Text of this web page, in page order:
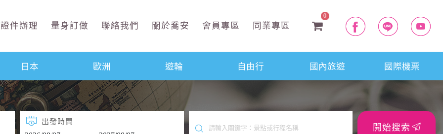
件辦理 量身訂做 聯絡我們 關於喬安 會員專區 同業專區
0
日本 歐洲 遊輪 自由行 國內旅遊 國際機票
出發時間
開始搜索